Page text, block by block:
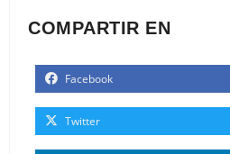
COMPARTIR EN
Facebook
Twitter